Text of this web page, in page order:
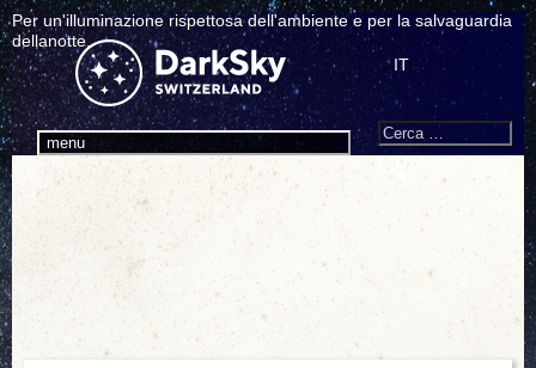
Per un'illuminazione rispettosa dell'ambiente e per la salvaguardia
dellanotte.
menu
IT
Search
Cerca: